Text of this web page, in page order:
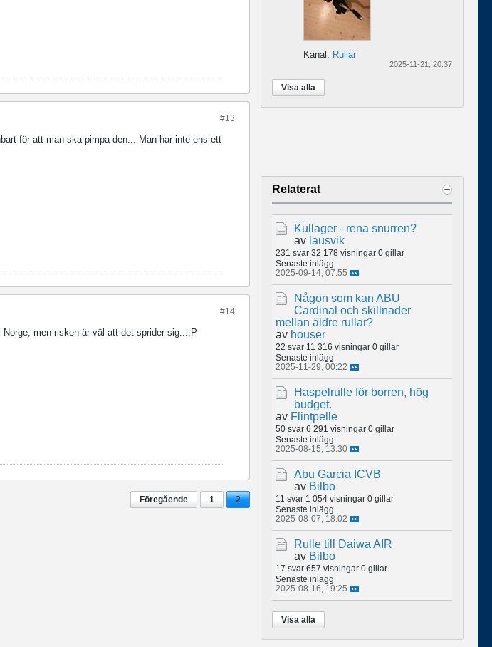
#13
för att man ska pimpa den... Man har inte ens ett
#14
men risken är väl att det sprider sig...;P
Föregående 1 2
Kanal: Rullar
2025-11-21, 20:37
Visa alla
Relaterat
Kullager - rena snurren?
av lausvik
231 svar 32 178 visningar 0 gillar
Senaste inlägg
2025-09-14, 07:55
Någon som kan ABU
Cardinal och skillnader
mellan äldre rullar?
av houser
22 svar 11 316 visningar 0 gillar
Senaste inlägg
2025-11-29, 00:22
Haspelrulle för borren, hög
budget.
av Flintpelle
50 svar 6 291 visningar 0 gillar
Senaste inlägg
2025-08-15, 13:30
Abu Garcia ICVB
av Bilbo
11 svar 1 054 visningar 0 gillar
Senaste inlägg
2025-08-07, 18:02
Rulle till Daiwa AIR
av Bilbo
17 svar 657 visningar 0 gillar
Senaste inlägg
2025-08-16, 19:25
Visa alla